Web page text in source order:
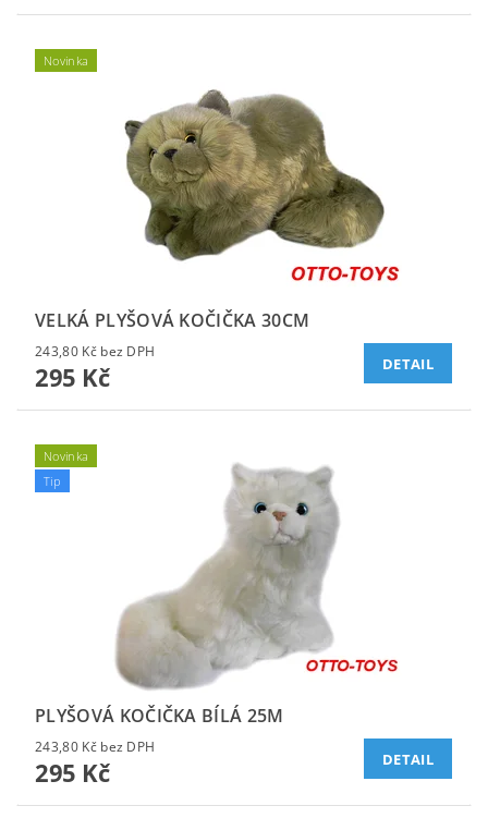
Novinka
VELKÁ PLYŠOVÁ KOČIČKA 30CM
243,80 Kč bez DPH
295 Kč DETAIL
Novinka
Tip
PLYŠOVÁ KOČIČKA BÍLÁ 25M
243,80 Kč bez DPH
295 Kč DETAIL